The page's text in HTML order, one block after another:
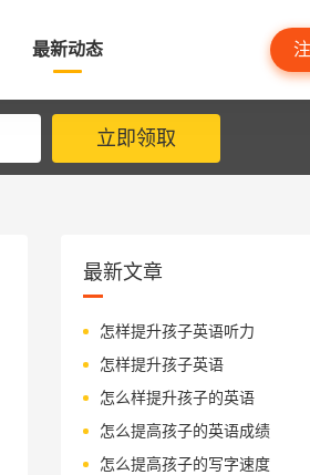
最新动态
立即领取
最新文章
怎样提升孩子英语听力
怎样提升孩子英语
怎么样提升孩子的英语
怎么提高孩子的英语成绩
怎么提高孩子的写字速度